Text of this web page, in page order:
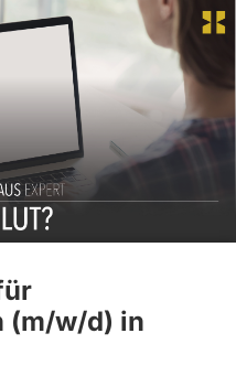
(m/w/d) in